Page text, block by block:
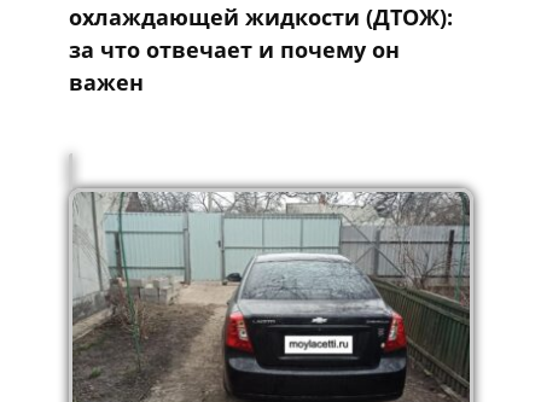
охлаждающей жидкости (ДТОЖ):
за что отвечает и почему он
важен